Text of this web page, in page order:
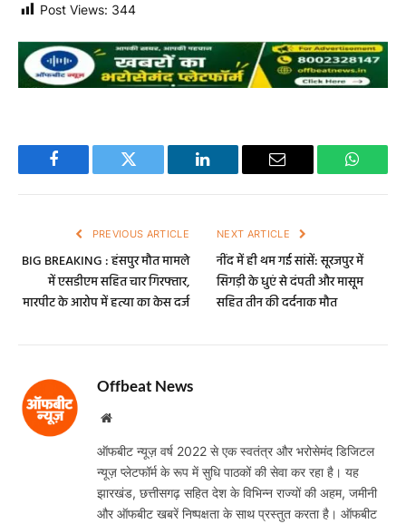
Post Views: 344
Facebook Twitter LinkedIn Email
PREVIOUS ARTICLE
BIG BREAKING : हंसपुर मौत मामले
में एसडीएम सहित चार गिरफ्तार,
मारपीट के आरोप में हत्या का केस दर्ज
NEXT ARTICLE
नींद में ही थम गई सांसें: सूरजपुर में
सिगड़ी के धुएं से दंपती और मासूम
सहित तीन की दर्दनाक मौत
Offbeat News
Website
ऑफबीट न्यूज़ वर्ष 2022 से एक स्वतंत्र और भरोसेमंद डिजिटल
न्यूज़ प्लेटफॉर्म के रूप में सुधि पाठकों की सेवा कर रहा है। यह
झारखंड, छत्तीसगढ़ सहित देश के विभिन्न राज्यों की अहम, जमीनी
और ऑफबीट खबरें निष्पक्षता के साथ प्रस्तुत करता है। ऑफबीट